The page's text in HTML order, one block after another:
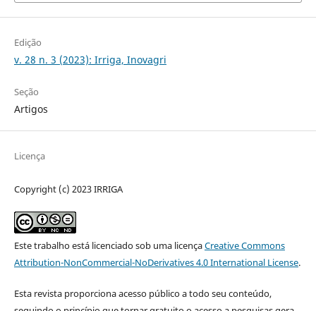
Edição
v. 28 n. 3 (2023): Irriga, Inovagri
Seção
Artigos
Licença
Copyright (c) 2023 IRRIGA
Este trabalho está licenciado sob uma licençaCreative Commons
Attribution-NonCommercial-NoDerivatives 4.0 International License.
Esta revista proporciona acesso público a todo seu conteúdo,